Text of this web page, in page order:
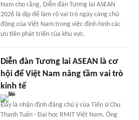
Nam cho rằng, Diễn đàn Tương lai ASEAN
2026 là dịp để làm rõ vai trò ngày càng chủ
động của Việt Nam trong việc định hình các
ưu tiên phát triển của khu vực.
Diễn đàn Tương lai ASEAN là cơ
hội để Việt Nam nâng tầm vai trò
kinh tế
Đây là nhận định đáng chú ý của Tiến sĩ Chu
Thanh Tuấn - Đại học RMIT Việt Nam. Ông